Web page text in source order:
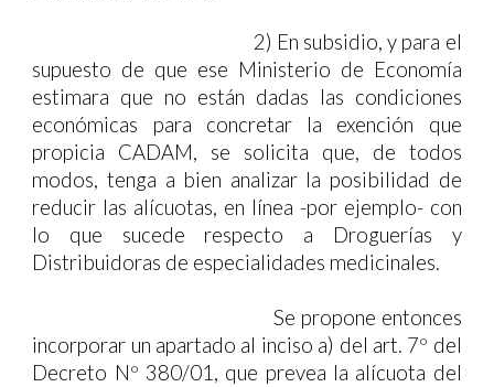
2) En subsidio, y para el
supuesto de que ese Ministerio de Economía
estimara que no están dadas las condiciones
económicas para concretar la exención que
propicia CADAM, se solicita que, de todos
modos, tenga a bien analizar la posibilidad de
reducir las alícuotas, en línea -por ejemplo- con
lo que sucede respecto a Droguerías y
Distribuidoras de especialidades medicinales.
Se propone entonces
incorporar un apartado al inciso a) del art. 7º del
Decreto Nº 380/01, que prevea la alícuota del